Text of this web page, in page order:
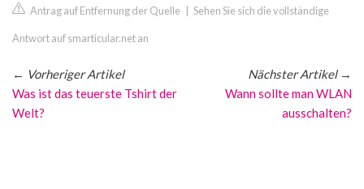
Antrag auf Entfernung der Quelle Sehen Sie sich die vollständige
Antwort auf smarticular.net an
← Vorheriger Artikel
Was ist das teuerste Tshirt der
Welt?
Nächster Artikel→
Wann sollte man WLAN
ausschalten?